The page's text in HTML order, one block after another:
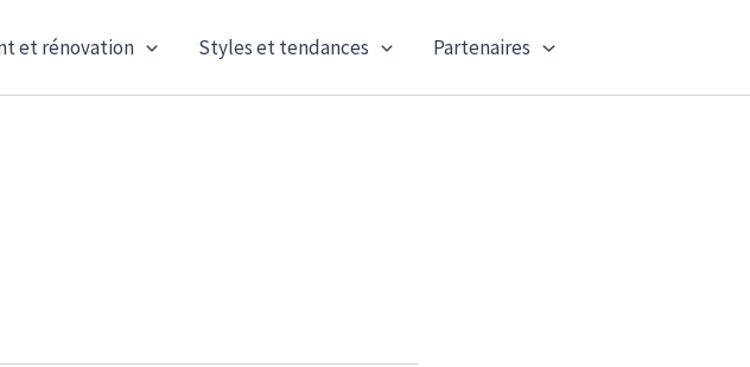
et rénovation Styles et tendances Partenaires